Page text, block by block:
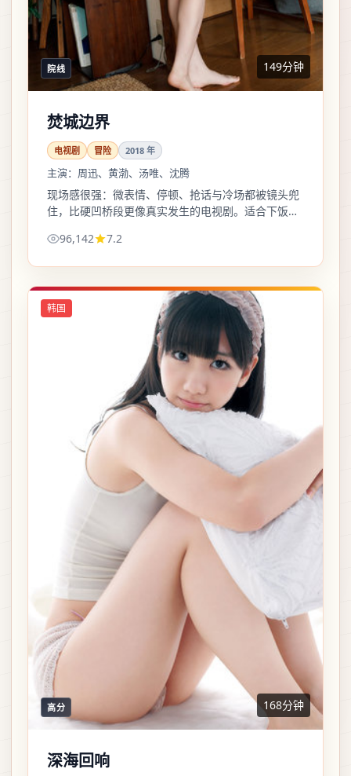
院线 149分钟
焚城边界
电视剧 冒险 2018 年
主演： 周迅、黄渤、汤唯、沈腾
现场感很强：微表情、停顿、抢话与冷场都被镜头兜
住，比硬凹桥段更像真实发生的电视剧。适合下饭，
96,142 7.2
韩国
高分 168分钟
深海回响